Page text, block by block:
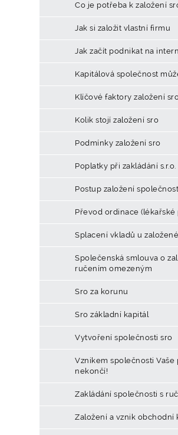
Co je potřeba k založení
Jak si založit vlastní firmu
Jak začít podnikat na
Kapitálová společnost
Klíčové faktory založení
Kolik stojí založení sro
Podmínky založení sro
Poplatky při zakládání s.r.o.
Postup založení
Převod ordinace (lékařské
Splacení vkladů u
Společenská smlouva o
ručením omezeným
Sro za korunu
Sro základní kapitál
Vytvoření společnosti sro
Vznikem společnosti
nekončí!
Zakládání společnosti s
Založení a vznik obchodní